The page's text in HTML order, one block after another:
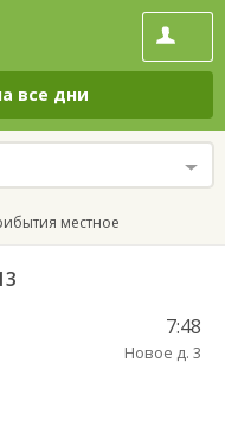
все дни
местное
7:48
Новое д. 3